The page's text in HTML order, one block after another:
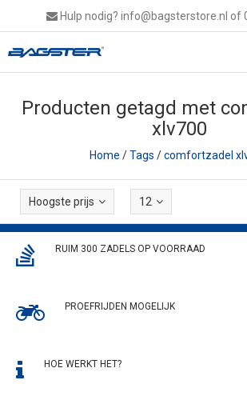
Hulp nodig? info@bagsterstore.nl of
Producten getagd met
xlv700
Home /Tags /comfortzadel
Hoogste prijs 12
RUIM 300 ZADELS OP VOORRAAD
PROEFRIJDEN MOGELIJK
HOE WERKT HET?